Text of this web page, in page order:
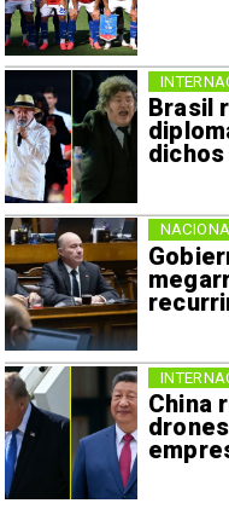
Brasil
China